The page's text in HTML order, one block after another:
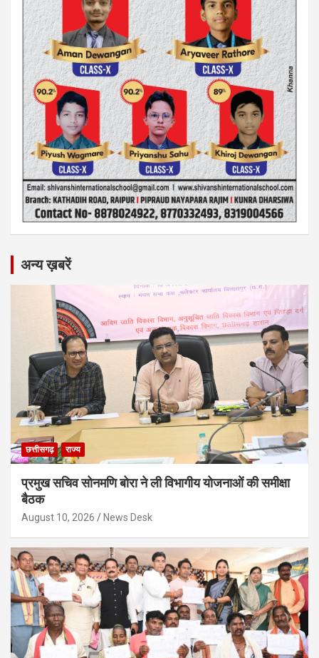
अन्य ख़बरें
छत्तीसगढ़ राज्य
प्रमुख सचिव सोनमणि बोरा ने ली विभागीय योजनाओं की समीक्षा
बैठक
August 10, 2026 News Desk